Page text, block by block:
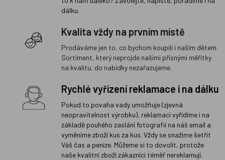
dálku.
Kvalita vždy na prvním místě
Prodáváme jen to, co bychom koupili i našim dětem.
Sortiment, který neprojde našimi přísnými měřítky
na kvalitu, do nabídky nezařazujeme.
Rychlé vyřízení reklamace i na dálku
Pokud to povaha vady umožňuje (zjevná
neopravitelnost výrobku), reklamaci vyřídíme i na
základě pouhého zaslání fotografií na náš email a
vyměníme zboží kus za kus. Vždy se snažíme šetřit
Váš čas a peníze. Můžeme si to dovolit, protože
naše kvalitní zboží zákazníci téměř nereklamují.